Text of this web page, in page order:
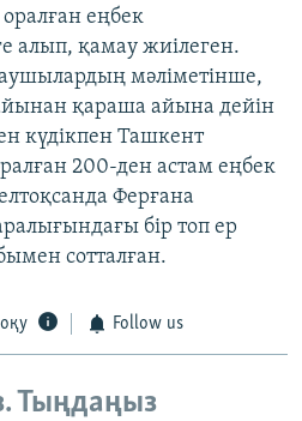
еңбек
алып, қамау жиілеген.
мәліметінше,
қараша айына дейін
күдікпен Ташкент
200-ден астам еңбек
Ферғана
бір топ ер
сотталған.
Follow us
Тыңдаңыз